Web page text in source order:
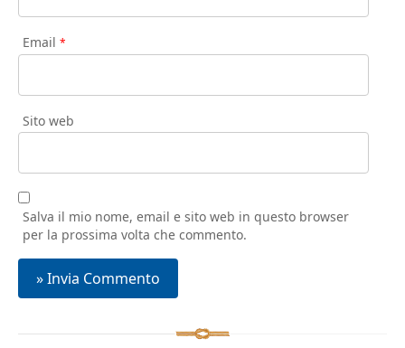
Email *
Sito web
Salva il mio nome, email e sito web in questo browser
per la prossima volta che commento.